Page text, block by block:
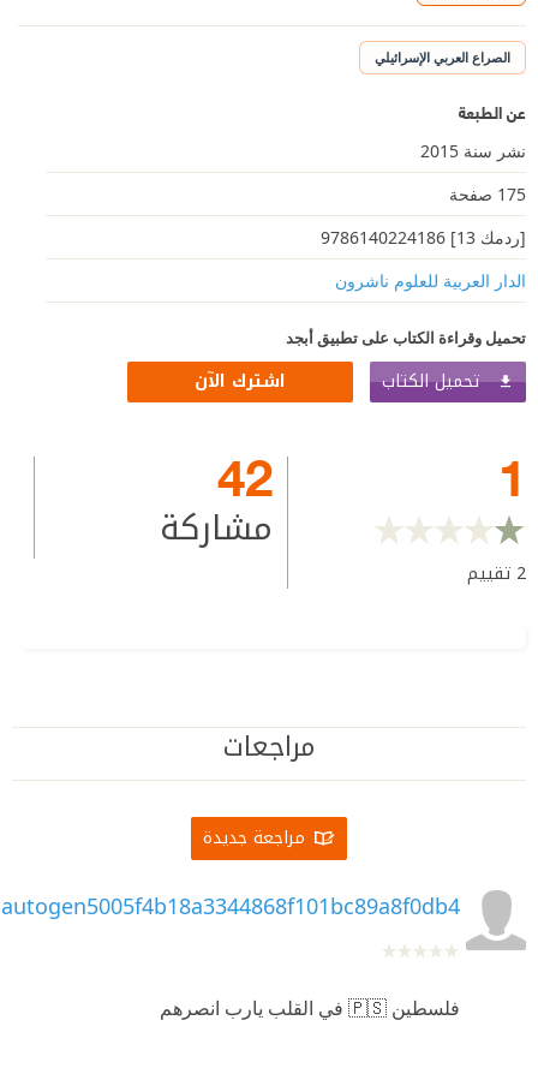
الصراع العربي الإسرائيلي
عن الطبعة
نشر سنة 2015
175 صفحة
[ردمك 13] 9786140224186
الدار العربية للعلوم ناشرون
تحميل وقراءة الكتاب على تطبيق أبجد
تحميل الكتاب اشترك الآن
1
2 تقييم
42
مشاركة
مراجعات
مراجعة جديدة
autogen5005f4b18a3344868f101bc89a8f0db4
فلسطين 🇵🇸 في القلب يارب انصرهم